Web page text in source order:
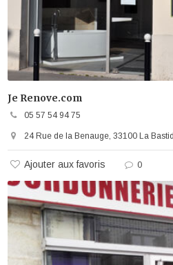
Je Renove.com
05 57 54 94 75
24 Rue de la Benauge, 33100 La
Ajouter aux favoris 0